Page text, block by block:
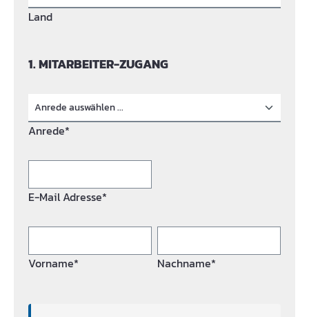
Land
1. MITARBEITER-ZUGANG
Anrede*
E-Mail Adresse*
Vorname* Nachname*